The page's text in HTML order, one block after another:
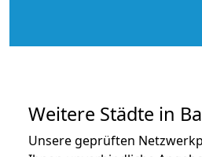
Weitere Städte in
Unsere geprüften